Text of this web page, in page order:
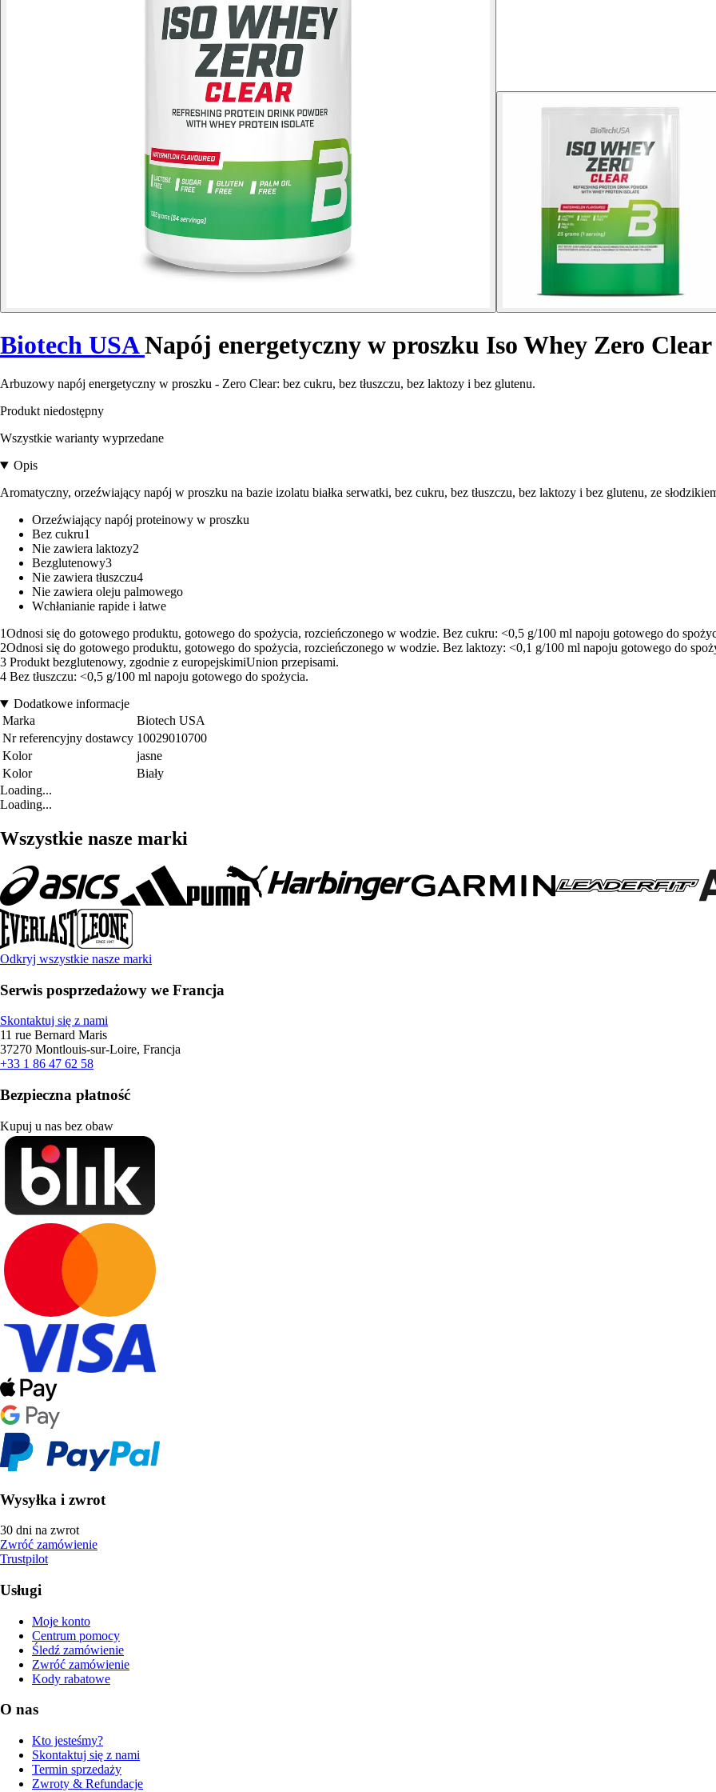
Biotech USANapój energetyczny w proszku Iso Whey Zero Clear
Arbuzowy napój energetyczny w proszku - Zero Clear: bez cukru, bez tłuszczu, bez laktozy i bez glutenu.
Produkt niedostępny
Wszystkie warianty wyprzedane
Opis
Aromatyczny, orzeźwiający napój w proszku na bazie izolatu białka serwatki, bez cukru, bez tłuszczu, bez laktozy i bez glutenu, ze
Orzeźwiający napój proteinowy w proszku
Bez cukru1
Nie zawiera laktozy2
Bezglutenowy3
Nie zawiera tłuszczu4
Nie zawiera oleju palmowego
Wchłanianie rapide i łatwe
1Odnosi się do gotowego produktu, gotowego do spożycia, rozcieńczonego w wodzie. Bez cukru: <0,5 g/100 ml napoju gotowego do
2Odnosi się do gotowego produktu, gotowego do spożycia, rozcieńczonego w wodzie. Bez laktozy: <0,1 g/100 ml napoju gotowego do
3 Produkt bezglutenowy, zgodnie z europejskimiUnion przepisami.
4 Bez tłuszczu: <0,5 g/100 ml napoju gotowego do spożycia.
Dodatkowe informacje
Marka
Biotech USA
Nr referencyjny dostawcy 10029010700
Kolor
jasne
Kolor
Biały
Loading...
Loading...
Wszystkie nasze marki
Odkryj wszystkie nasze marki
Serwis posprzedażowy we Francja
Skontaktuj się z nami
11 rue Bernard Maris
37270 Montlouis-sur-Loire, Francja
+33 1 86 47 62 58
Bezpieczna płatność
Kupuj u nas bez obaw
Wysyłka i zwrot
30 dni na zwrot
Zwróć zamówienie
Trustpilot
Usługi
Moje konto
Centrum pomocy
Śledź zamówienie
Zwróć zamówienie
Kody rabatowe
O nas
Kto jesteśmy?
Skontaktuj się z nami
Termin sprzedaży
Zwroty & Refundacje